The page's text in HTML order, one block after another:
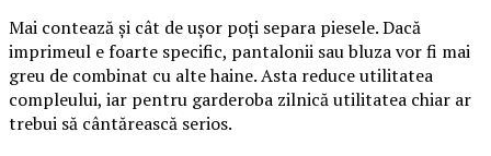
Mai contează și cât de ușor poți separa piesele. Dacă
imprimeul e foarte specific, pantalonii sau bluza vor fi mai
greu de combinat cu alte haine. Asta reduce utilitatea
compleului, iar pentru garderoba zilnică utilitatea chiar ar
trebui să cântărească serios.